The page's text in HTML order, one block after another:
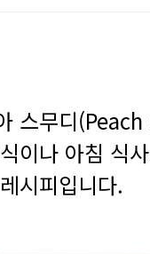
스무디
이나 아침 식
시피입니다.